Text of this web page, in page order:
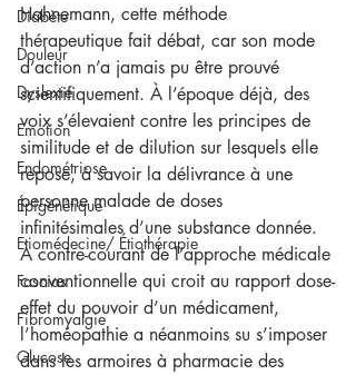
Diabète
Douleur
Dyslexie
Emotion
Endométriose
Épigénétique
Etiomédecine/ Étiothérapie
Fascias
Fibromyalgie
Glucose
Hahnemann, cette méthode
thérapeutique fait débat, car son mode
d’action n’a jamais pu être prouvé
scientifiquement. À l’époque déjà, des
voix s’élevaient contre les principes de
similitude et de dilution sur lesquels elle
repose, à savoir la délivrance à une
personne malade de doses
infinitésimales d’une substance donnée.
À contre-courant de l’approche médicale
conventionnelle qui croit au rapport dose-
effet du pouvoir d’un médicament,
l’homéopathie a néanmoins su s’imposer
dans les armoires à pharmacie des